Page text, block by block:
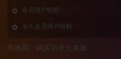
会员用户特权：
永久会员用户特权：
有效期：购买后永久有效